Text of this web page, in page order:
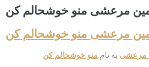
مرعشی منو خوشحالم کن
مرعشی منو خوشحالم کن
مرعشی به نام منو خوشحالم کن